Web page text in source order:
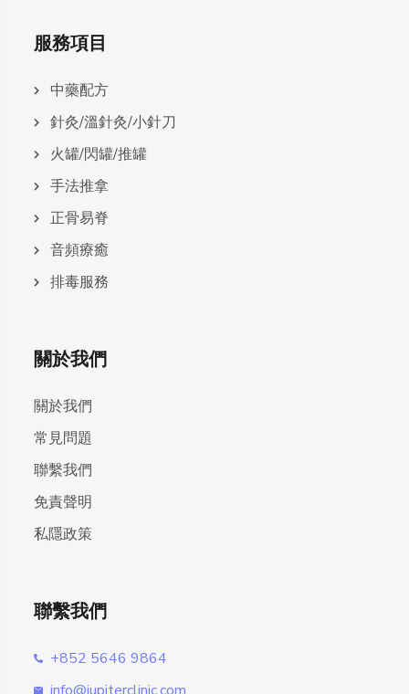
服務項目
中藥配方
針灸/溫針灸/小針刀
火罐/閃罐/推罐
手法推拿
正骨易脊
⾳頻療癒
排毒服務
關於我們
關於我們
常見問題
聯繫我們
免責聲明
私隱政策
聯繫我們
+852 5646 9864